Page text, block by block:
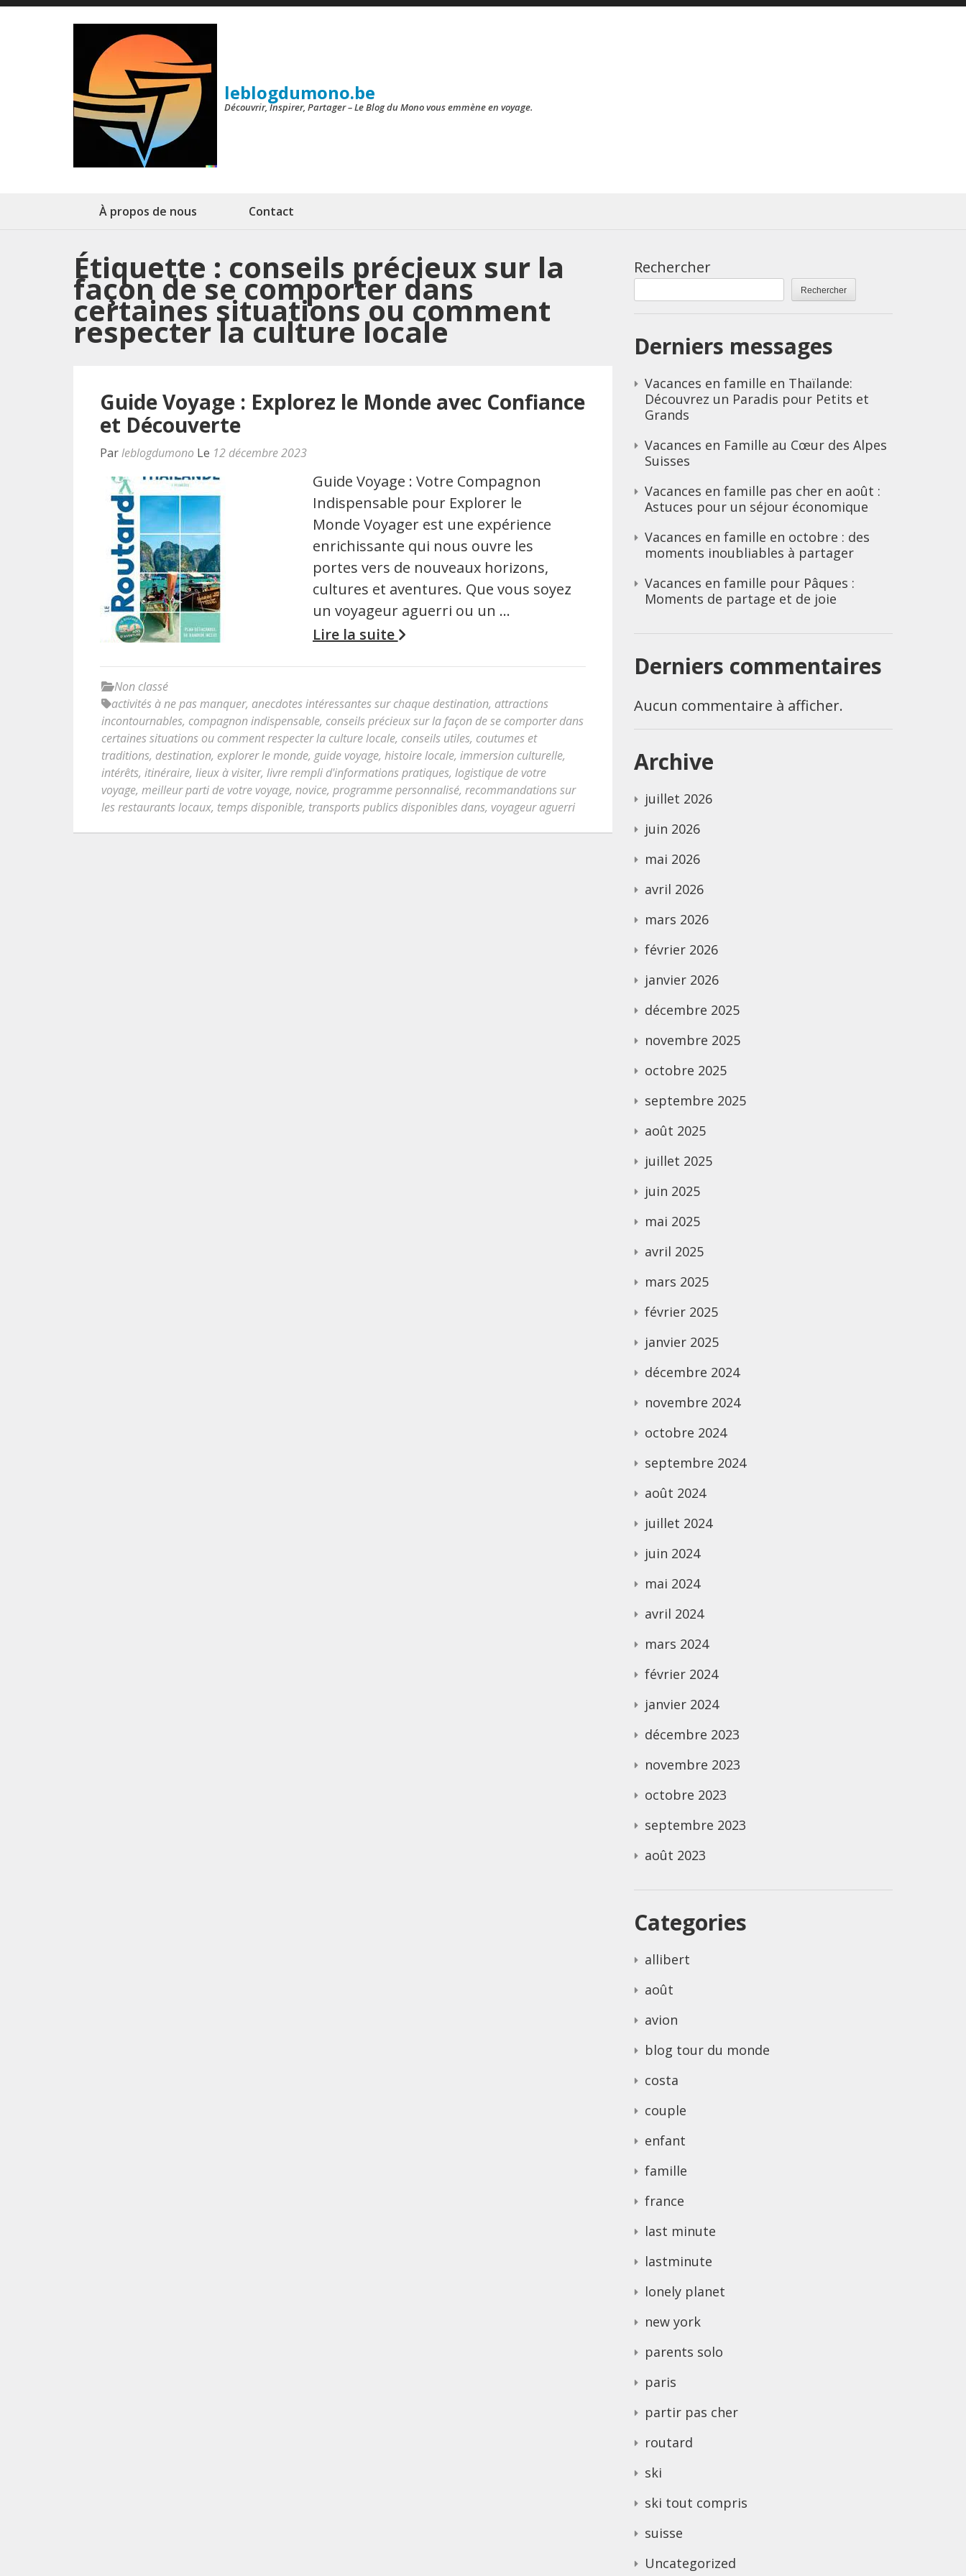
Aller
leblogdumono.be
Découvrir, Inspirer, Partager – Le Blog du Mono vous emmène en voyage.
À propos de nous Contact
Étiquette : conseils précieux sur la
façon de se comporter dans
certaines situations ou comment
respecter la culture locale
Guide Voyage : Explorez le Monde avec Confiance
et Découverte
Parleblogdumono Le 12 décembre 2023
Guide Voyage : Votre Compagnon
Indispensable pour Explorer le
Monde Voyager est une expérience
enrichissante qui nous ouvre les
portes vers de nouveaux horizons,
cultures et aventures. Que vous soyez
un voyageur aguerri ou un …
Lire la suite
Non classé
activités à ne pas manquer, anecdotes intéressantes sur chaque destination, attractions
incontournables, compagnon indispensable, conseils précieux sur la façon de se comporter dans
certaines situations ou comment respecter la culture locale, conseils utiles, coutumes et
traditions, destination, explorer le monde, guide voyage, histoire locale, immersion culturelle,
intérêts, itinéraire, lieux à visiter, livre rempli d'informations pratiques, logistique de votre
voyage, meilleur parti de votre voyage, novice, programme personnalisé, recommandations sur
les restaurants locaux, temps disponible, transports publics disponibles dans, voyageur aguerri
Rechercher
Rechercher
Derniers messages
Vacances en famille en Thaïlande:
Découvrez un Paradis pour Petits et
Grands
Vacances en Famille au Cœur des Alpes
Suisses
Vacances en famille pas cher en août :
Astuces pour un séjour économique
Vacances en famille en octobre : des
moments inoubliables à partager
Vacances en famille pour Pâques :
Moments de partage et de joie
Derniers commentaires
Aucun commentaire à afficher.
Archive
juillet 2026
juin 2026
mai 2026
avril 2026
mars 2026
février 2026
janvier 2026
décembre 2025
novembre 2025
octobre 2025
septembre 2025
août 2025
juillet 2025
juin 2025
mai 2025
avril 2025
mars 2025
février 2025
janvier 2025
décembre 2024
novembre 2024
octobre 2024
septembre 2024
août 2024
juillet 2024
juin 2024
mai 2024
avril 2024
mars 2024
février 2024
janvier 2024
décembre 2023
novembre 2023
octobre 2023
septembre 2023
août 2023
Categories
allibert
août
avion
blog tour du monde
costa
couple
enfant
famille
france
last minute
lastminute
lonely planet
new york
parents solo
paris
partir pas cher
routard
ski
ski tout compris
suisse
Uncategorized